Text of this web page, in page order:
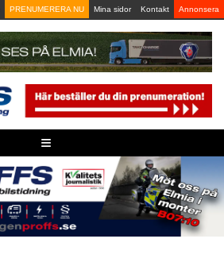
PRENUMERERA NU Mina sidor Kontakt Annonsera
≡